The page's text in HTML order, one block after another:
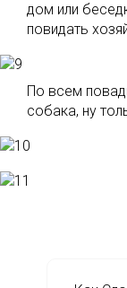
дом или
повидать
По всем
собака, ну